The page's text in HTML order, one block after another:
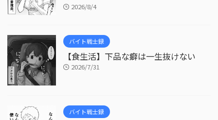
2026/8/4
バイト戦士録
【食生活】下品な癖は一生抜けない
2026/7/31
バイト戦士録